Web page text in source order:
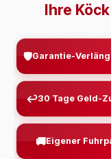
Ihre
🛡️Garantie-
↩30 Tage Geld-
🚚Eigener